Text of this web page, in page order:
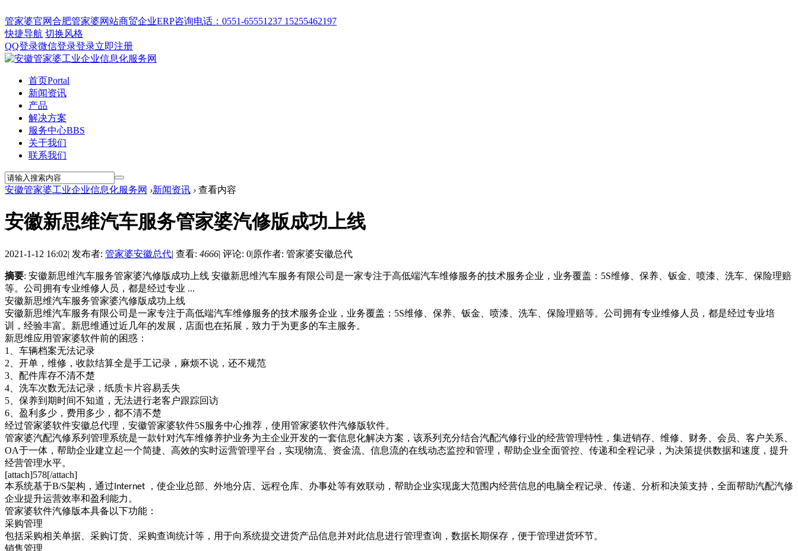
管家婆官网合肥管家婆网站商贸企业ERP咨询电话：0551-65551237 15255462197
快捷导航 切换风格
QQ登录微信登录登录立即注册
首页Portal
新闻资讯
产品
解决方案
服务中心BBS
关于我们
联系我们
安徽管家婆工业企业信息化服务网 ›新闻资讯 › 查看内容
安徽新思维汽车服务管家婆汽修版成功上线
2021-1-12 16:02| 发布者: 管家婆安徽总代| 查看: 4666| 评论: 0|原作者: 管家婆安徽总代
摘要: 安徽新思维汽车服务管家婆汽修版成功上线 安徽新思维汽车服务有限公司是一家专注于高低端汽车维修服务的技术服务企业，业务覆盖：5S维修、保养、钣金、喷漆、洗车、保险理赔
等。公司拥有专业维修人员，都是经过专业 ...
安徽新思维汽车服务管家婆汽修版 成功上线
安徽新思维汽车服务有限公司是一家专注于高低端汽车维修服务的技术服务企业，业务覆盖： 5S维修、保养、钣金、喷漆、洗车、保险理赔等。公司拥有专业维修人员，都是经过专业培
训，经验丰富。新思维通过近几年的发展，店面也在拓展，致力于为更多的车主服务。
新思维应用管家婆软件前的困惑：
1、 车辆档案无法记录
2、 开单，维修，收款结算全是手工记录，麻烦不说，还不规范
3、 配件库存不清不楚
4、 洗车次数无法记录，纸质卡片容易丢失
5、 保养到期时间不知道，无法进行老客户跟踪回访
6、 盈利多少，费用多少，都不清不楚
经过管家婆软件安徽总代理，安徽管家婆软件5S服务中心推荐，使用管家婆软件汽修版软件。
管家婆汽配汽修系列管理系统是一款针对汽车维修养护业务为主企业开发的一套信息化解决方案，该系列充分结合汽配汽修行业的经营管理特性，集进销存、维修、财务、会员、客户关系、
OA于一体，帮助企业建立起一个简捷、高效的实时运营管理平台，实现物流、资金流、信息流的在线动态监控和管理，帮助企业全面管控、传递和全程记录，为决策提供数据和速度，提升
经营管理水平。
[attach]578[/attach]
本系统基于B/S架构，通过 Internet
，使企业总部、外地分店、远程仓库、办事处等有效联动，帮助企业实现庞大范围内经营信息的电脑全程记录、传递、分析和决策支持，全面帮助汽配汽修
企业提升运营效率和盈利能力。
管家婆软件汽修版本具备以下功能：
采购管理
包括采购相关单据、采购订货、采购查询统计等，用于向系统提交进货产品信息并对此信息进行管理查询，数据长期保存，便于管理进货环节。
销售管理